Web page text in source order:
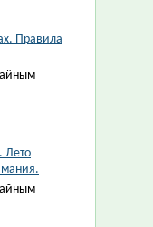
Правила
Лето